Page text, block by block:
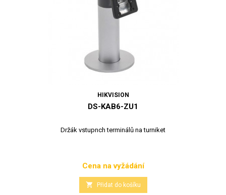
HIKVISION
DS-KAB6-ZU1
Držák vstupnch terminálů na turniket
Cena
Cena na vyžádání
 Přidat do košíku